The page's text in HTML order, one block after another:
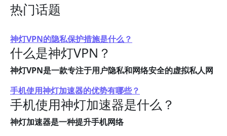
热门话题
神灯VPN的隐私保护措施是什么？
什么是神灯VPN？
神灯VPN是一款专注于用户隐私和网络安全的虚拟私人网
手机使用神灯加速器的优势有哪些？
手机使用神灯加速器是什么？
神灯加速器是一种提升手机网络